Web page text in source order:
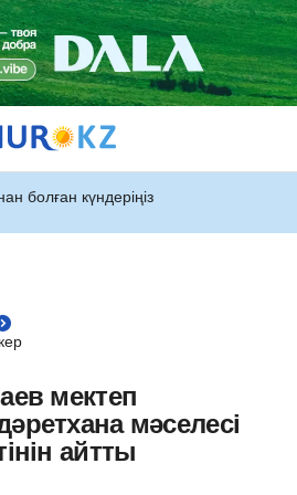
болған күндеріңіз
мектеп
мәселесі
айтты